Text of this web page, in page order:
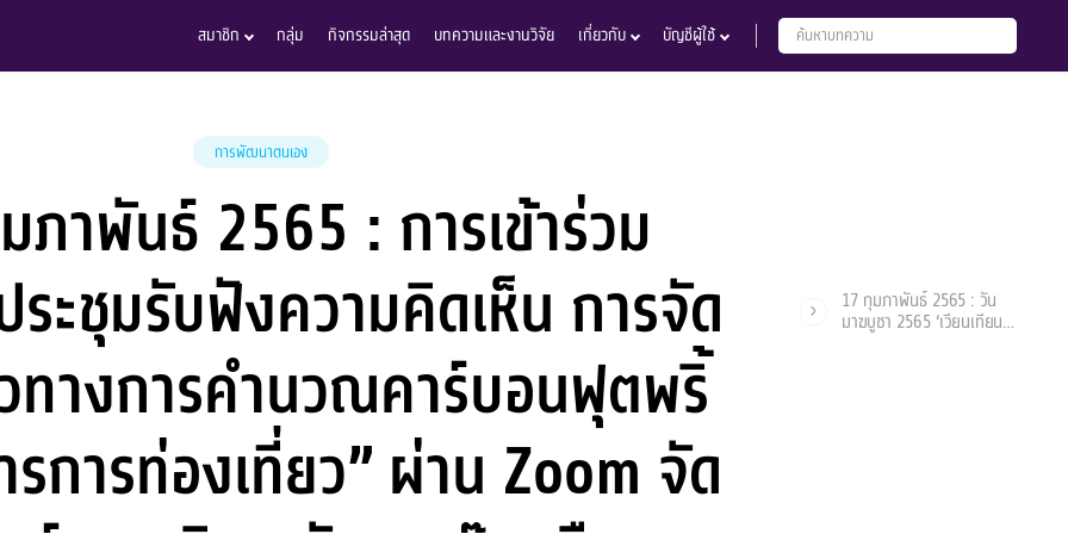
สมาชิก กลุ่ม กิจกรรมล่าสุด บทความและงานวิจัย เกี่ยวกับ บัญชีผู้ใช้
การพัฒนาตนเอง
ภาพันธ์ 2565 : การเข้าร่วม
ระชุมรับฟังความคิดเห็น การจัด
ทางการคำนวณคาร์บอนฟุตพริ้
การท่องเที่ยว” ผ่าน Zoom จัด
17 กุมภาพันธ์ 2565 : วัน
มาฆบูชา 2565 ‘เวียนเทียน